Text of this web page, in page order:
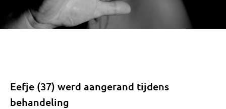
Eefje (37) werd aangerand tijdens
behandeling